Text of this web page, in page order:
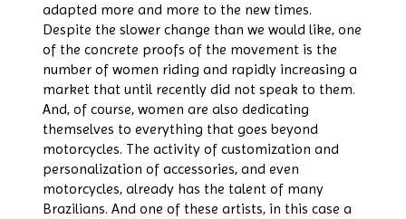
adapted more and more to the new times.
Despite the slower change than we would like, one
of the concrete proofs of the movement is the
number of women riding and rapidly increasing a
market that until recently did not speak to them.
And, of course, women are also dedicating
themselves to everything that goes beyond
motorcycles. The activity of customization and
personalization of accessories, and even
motorcycles, already has the talent of many
Brazilians. And one of these artists, in this case a